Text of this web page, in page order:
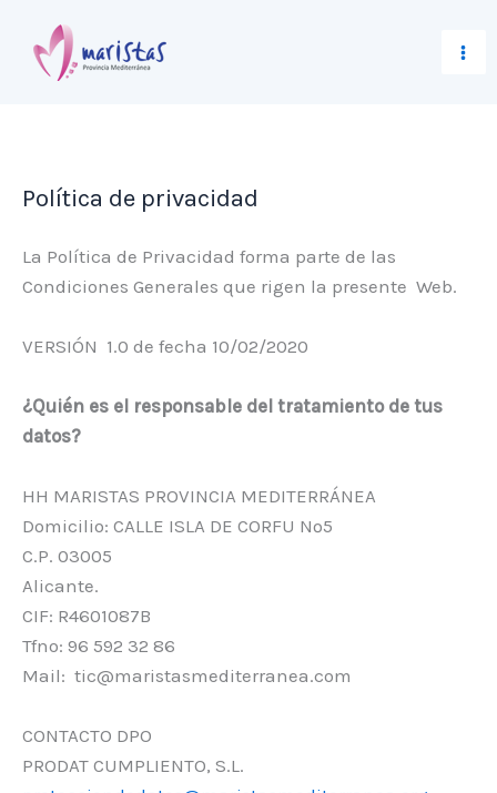
contenido
Política de privacidad
La Política de Privacidad forma parte de las
Condiciones Generales que rigen la presente Web.
VERSIÓN 1.0 de fecha 10/02/2020
¿Quién es el responsable del tratamiento de tus
datos?
HH MARISTAS PROVINCIA MEDITERRÁNEA
Domicilio: CALLE ISLA DE CORFU Nº5
C.P. 03005
Alicante.
CIF: R4601087B
Tfno: 96 592 32 86
Mail: tic@maristasmediterranea.com
CONTACTO DPO
PRODAT CUMPLIENTO, S.L.